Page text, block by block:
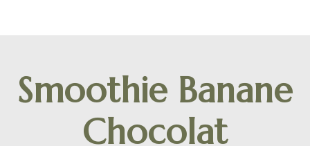
Smoothie Banane
Chocolat